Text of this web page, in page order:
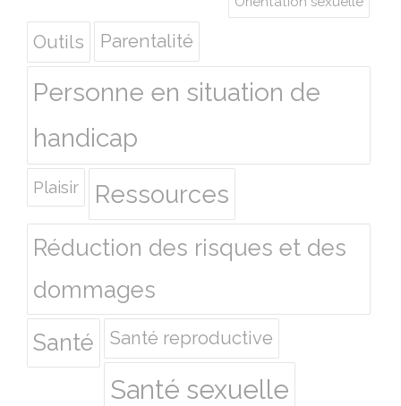
Outils Parentalité
Personne en situation de
handicap
Plaisir Ressources
Réduction des risques et des
dommages
Santé
Santé reproductive
Santé sexuelle